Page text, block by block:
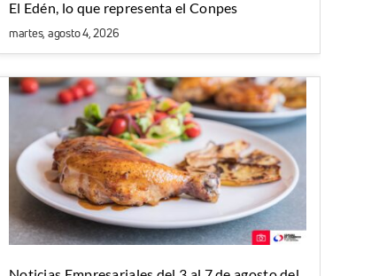
El Edén, lo que representa el Conpes
martes, agosto 4, 2026